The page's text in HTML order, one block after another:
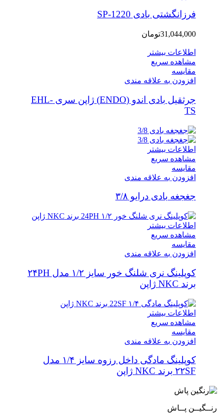
فرزانگشتی بادی SP-1220
31,044,000تومان
اطلاعات بیشتر
مشاهده سریع
مقایسه
افزودن به علاقه مندی
جرثقیل بادی اندو (ENDO) ژاپن سری EHL-
TS
اطلاعات بیشتر
مشاهده سریع
مقایسه
افزودن به علاقه مندی
جغجغه بادی درایو ۳/۸
اطلاعات بیشتر
مشاهده سریع
مقایسه
افزودن به علاقه مندی
کوپلینگ نری شلنگ خور سایز ۱/۲ مدل ۲۴PH
برند NKC ژاپن
اطلاعات بیشتر
مشاهده سریع
مقایسه
افزودن به علاقه مندی
کوپلینگ مادگی داخل رزوه سایز ۱/۴ مدل
۲۲SF برند NKC ژاپن
رنــگیــن پــاش